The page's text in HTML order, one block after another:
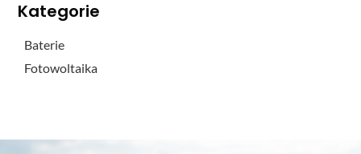
Kategorie
Baterie
Fotowoltaika